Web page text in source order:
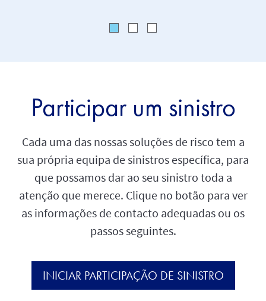
Participar um sinistro
Cada uma das nossas soluções de risco tem a
sua própria equipa de sinistros específica, para
que possamos dar ao seu sinistro toda a
atenção que merece. Clique no botão para ver
as informações de contacto adequadas ou os
passos seguintes.
INICIAR PARTICIPAÇÃO DE SINISTRO